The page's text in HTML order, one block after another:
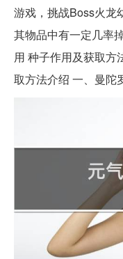
游戏，挑战Boss火龙
其物品中有一定几率
用 种子作用及获取方
取方法介绍 一、曼陀